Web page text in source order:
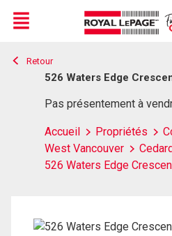
Live
En Direct
Menu
Retour
526 Waters Edge
Pas présentement à
Accueil Propriétés
West Vancouver
526 Waters Edge